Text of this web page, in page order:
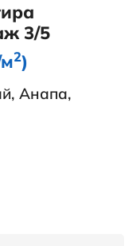
3/5
2)
Анапа,